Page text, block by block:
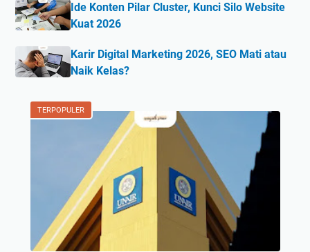
Ide Konten Pilar Cluster, Kunci Silo Website
Kuat 2026
Karir Digital Marketing 2026, SEO Mati atau
Naik Kelas?
TERPOPULER